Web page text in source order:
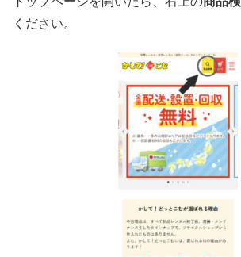
ください。